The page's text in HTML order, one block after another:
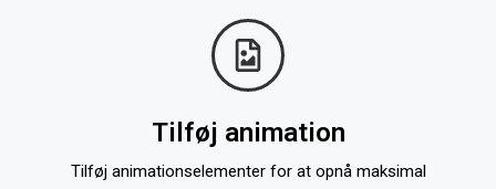
Tilføj animation
Tilføj animationselementer for at opnå maksimal